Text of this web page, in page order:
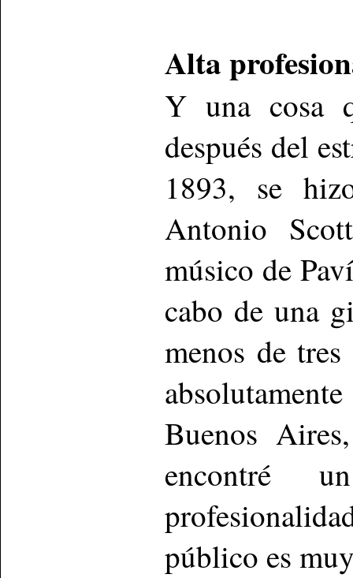
Alta
Y una cosa
después del
1893, se
Antonio
músico de
cabo de una
menos de
Buenos
encontré
público es